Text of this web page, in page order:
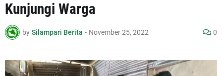
Kunjungi Warga
by Silampari Berita - November 25, 2022 0